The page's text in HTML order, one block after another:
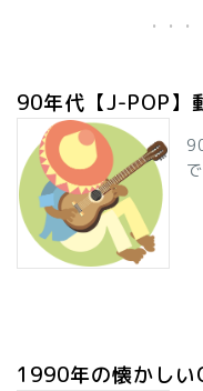
90年代【J-POP】
1990年の懐かしい